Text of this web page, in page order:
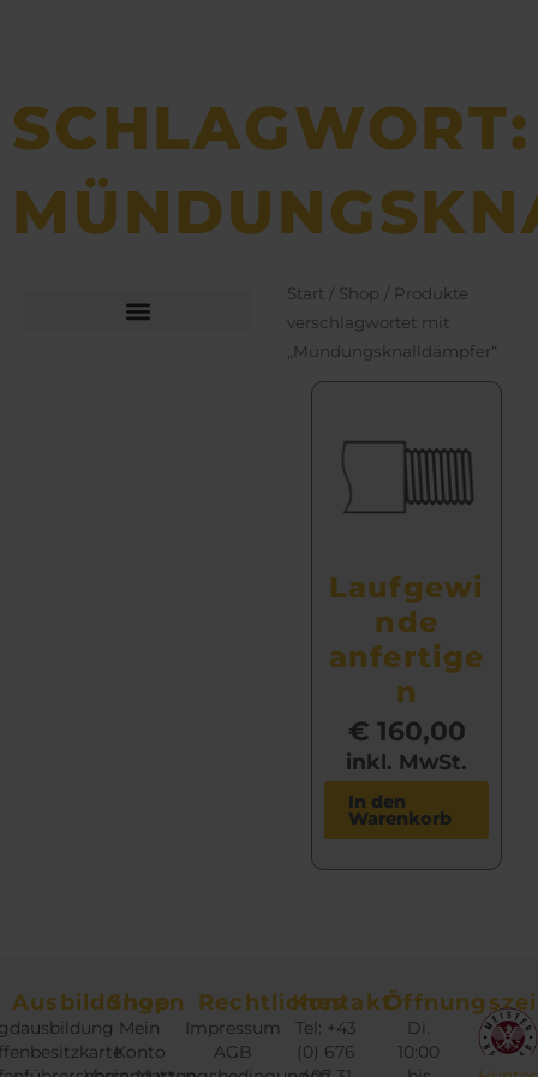
SCHLAGWORT:
Start / Shop / Produkte
verschlagwortet mit
„Mündungsknalldämpfer“
Laufgewi
nde
anfertige
n
€ 160,00
inkl. MwSt.
In den
Warenkorb
Ausbildungen
Shop
Mein
Konto
Rechtliches
Impressum
AGB
Kontakt
Tel: +43
(0) 676
Di.
10:00